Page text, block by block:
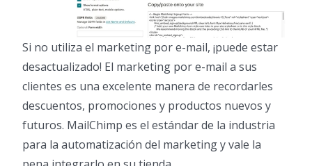
Si no utiliza el marketing por e-mail, ¡puede estar
desactualizado! El marketing por e-mail a sus
clientes es una excelente manera de recordarles
descuentos, promociones y productos nuevos y
futuros. MailChimp es el estándar de la industria
para la automatización del marketing y vale la